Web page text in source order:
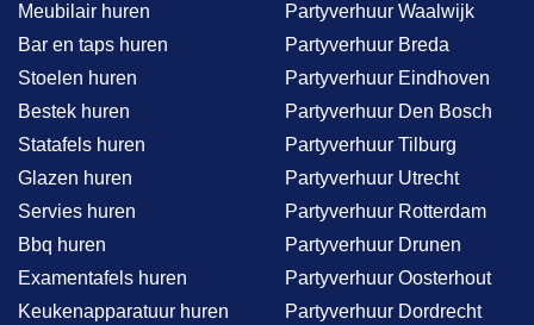
Meubilair huren
Bar en taps huren
Stoelen huren
Bestek huren
Statafels huren
Glazen huren
Servies huren
Bbq huren
Examentafels huren
Keukenapparatuur huren
Partyverhuur Waalwijk
Partyverhuur Breda
Partyverhuur Eindhoven
Partyverhuur Den Bosch
Partyverhuur Tilburg
Partyverhuur Utrecht
Partyverhuur Rotterdam
Partyverhuur Drunen
Partyverhuur Oosterhout
Partyverhuur Dordrecht